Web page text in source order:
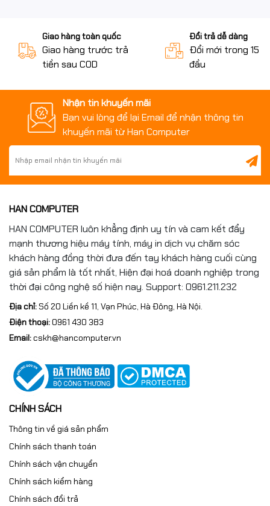
Giao hàng toàn quốc
Giao hàng trước trả
tiền sau COD
Đổi trả dễ dàng
Đổi mới trong 15
đầu
Nhận tin khuyến mãi
Bạn vui lòng để lại Email để nhận thông tin
khuyến mãi từ Han Computer
HAN COMPUTER
HAN COMPUTER luôn khẳng định uy tín và cam kết đẩy
mạnh thương hiệu máy tính, máy in dịch vụ chăm sóc
khách hàng đồng thời đưa đến tay khách hàng cuối cùng
giá sản phẩm là tốt nhất, Hiện đại hoá doanh nghiệp trong
thời đại công nghệ số hiện nay. Support: 0961.211.232
Địa chỉ:Số 20 Liền kề 11, Vạn Phúc, Hà Đông, Hà Nội.
Điện thoại:0961 430 383
Email:cskh@hancomputer.vn
CHÍNH SÁCH
Thông tin về giá sản phẩm
Chính sách thanh toán
Chính sách vận chuyển
Chính sách kiểm hàng
Chính sách đổi trả